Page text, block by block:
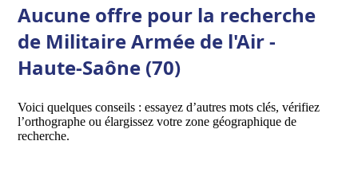
Aucune offre pour la recherche
de Militaire Armée de l'Air -
Haute-Saône (70)
Voici quelques conseils : essayez d’autres mots clés, vérifiez
l’orthographe ou élargissez votre zone géographique de
recherche.